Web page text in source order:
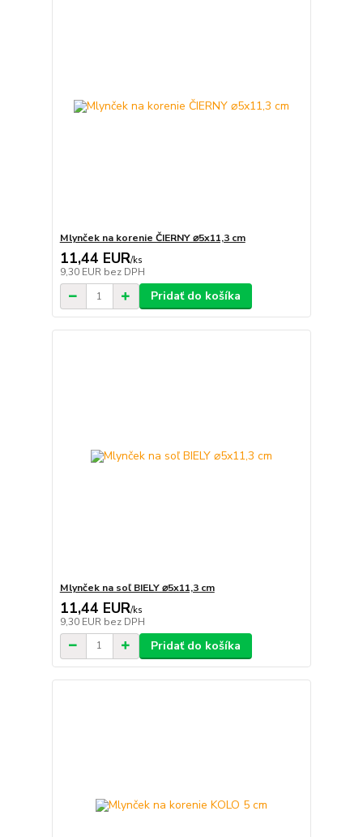
Mlynček na korenie ČIERNY ⌀5x11,3 cm
11,44 EUR/ks
9,30 EUR bez DPH
Pridať do košíka
Mlynček na soľ BIELY ⌀5x11,3 cm
11,44 EUR/ks
9,30 EUR bez DPH
Pridať do košíka